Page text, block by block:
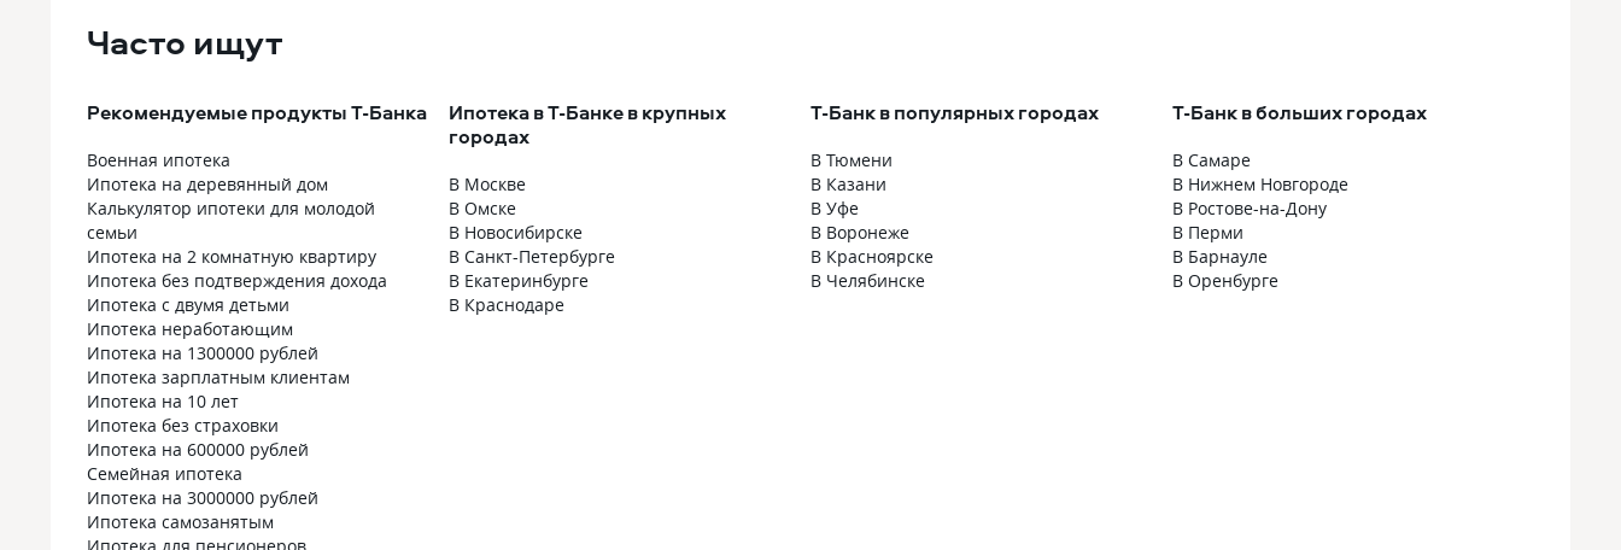
Часто ищут
Рекомендуемые продукты Т-Банка
Военная ипотека
Ипотека на деревянный дом
Калькулятор ипотеки для молодой
семьи
Ипотека на 2 комнатную квартиру
Ипотека без подтверждения дохода
Ипотека с двумя детьми
Ипотека неработающим
Ипотека на 1300000 рублей
Ипотека зарплатным клиентам
Ипотека на 10 лет
Ипотека без страховки
Ипотека на 600000 рублей
Семейная ипотека
Ипотека на 3000000 рублей
Ипотека самозанятым
Ипотека в Т-Банке в крупных
городах
В Москве
В Омске
В Новосибирске
В Санкт-Петербурге
В Екатеринбурге
В Краснодаре
Т-Банк в популярных городах
В Тюмени
В Казани
В Уфе
В Воронеже
В Красноярске
В Челябинске
Т-Банк в больших городах
В Самаре
В Нижнем Новгороде
В Ростове-на-Дону
В Перми
В Барнауле
В Оренбурге